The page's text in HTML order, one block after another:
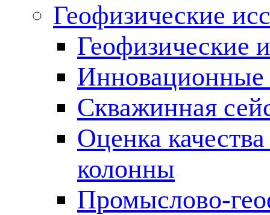
Геофизические
Геофизические
Инновационные
Скважинная
Оценка
колонны
Промыслово-